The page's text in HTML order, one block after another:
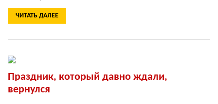
ЧИТАТЬ ДАЛЕЕ
Праздник, который давно ждали,
вернулся